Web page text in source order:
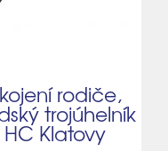
rodiče,
trojúhelník
Klatovy